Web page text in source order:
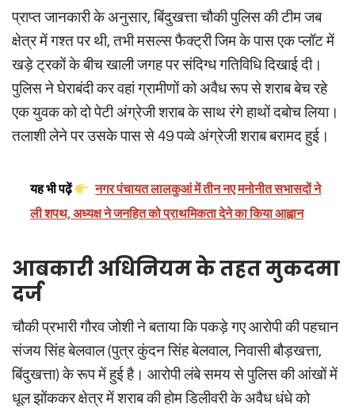
प्राप्त जानकारी के अनुसार, बिंदुखत्ता चौकी पुलिस की टीम जब
क्षेत्र में गश्त पर थी, तभी मसल्स फैक्ट्री जिम के पास एक प्लॉट में
खड़े ट्रकों के बीच खाली जगह पर संदिग्ध गतिविधि दिखाई दी।
पुलिस ने घेराबंदी कर वहां ग्रामीणों को अवैध रूप से शराब बेच रहे
एक युवक को दो पेटी अंग्रेजी शराब के साथ रंगे हाथों दबोच लिया।
तलाशी लेने पर उसके पास से 49 पव्वे अंग्रेजी शराब बरामद हुई।
यह भी पढ़ें
नगर पंचायत लालकुआं में तीन नए मनोनीत सभासदों ने
ली शपथ, अध्यक्ष ने जनहित को प्राथमिकता देने का किया आह्वान
आबकारी अधिनियम के तहत मुकदमा
दर्ज
चौकी प्रभारी गौरव जोशी ने बताया कि पकड़े गए आरोपी की पहचान
संजय सिंह बेलवाल (पुत्र कुंदन सिंह बेलवाल, निवासी बौड़खत्ता,
बिंदुखत्ता) के रूप में हुई है। आरोपी लंबे समय से पुलिस की आंखों में
धूल झोंककर क्षेत्र में शराब की होम डिलीवरी के अवैध धंधे को